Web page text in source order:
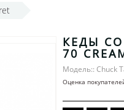
КЕДЫ
70
Модель:: Chuck
Оценка